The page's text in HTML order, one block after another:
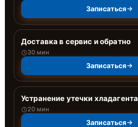
Записаться
Доставка в сервис и обратно
30 мин
Записаться
Устранение утечки хладагента
20 мин
Записаться